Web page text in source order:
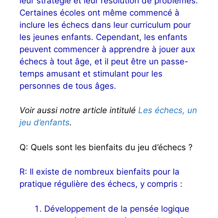
Certaines écoles ont même commencé à
inclure les échecs dans leur curriculum pour
les jeunes enfants. Cependant, les enfants
peuvent commencer à apprendre à jouer aux
échecs à tout âge, et il peut être un passe-
temps amusant et stimulant pour les
personnes de tous âges.
Voir aussi notre article intitulé Les échecs, un
jeu d’enfants.
Q: Quels sont les bienfaits du jeu d’échecs ?
R: Il existe de nombreux bienfaits pour la
pratique régulière des échecs, y compris :
Développement de la pensée logique